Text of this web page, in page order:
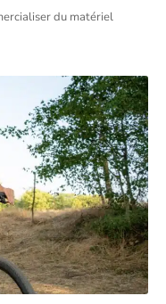
du matériel